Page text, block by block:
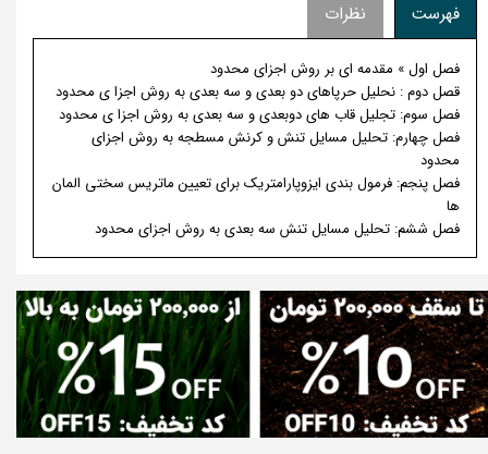
فهرست نظرات
فصل اول » مقدمه ای بر روش اجزای محدود
قصل دوم : نحلیل حرپاهای دو بعدی و سه بعدی به روش اجزا ی محدود
فصل سوم: تجلیل قاب های دوبعدی و سه بعدی به روش اجزا ی محدود
فصل چهارم: تحلیل مسایل تنش و کرنش مسطجه به روش اجزای
محدود
فصل پنجم: فرمول بندی ایزوپارامتریک برای تعیین ماتریس سختی المان
ها
فصل ششم: تحلیل مسایل تنش سه بعدی به روش اجزای محدود